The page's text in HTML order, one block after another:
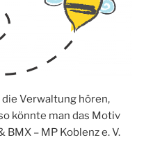
Verwaltung hören,
könnte man das Motiv
– MP Koblenz e. V.